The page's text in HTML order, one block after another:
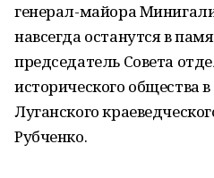
генерал-майора
навсегда останутся в
председатель Совета
исторического общества
Луганского
Рубченко.